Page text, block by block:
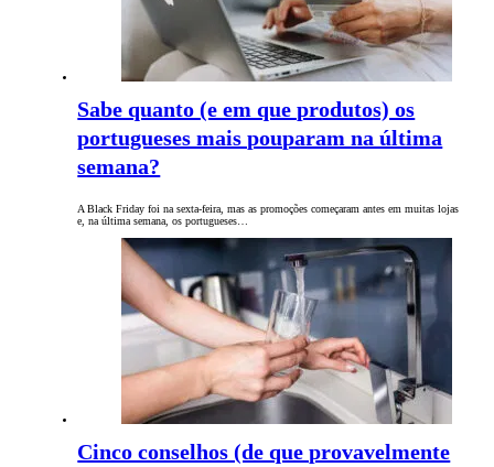
Sabe quanto (e em que produtos) os
portugueses mais pouparam na última
semana?
A Black Friday foi na sexta-feira, mas as promoções começaram antes em muitas lojas
e, na última semana, os portugueses…
Cinco conselhos (de que provavelmente